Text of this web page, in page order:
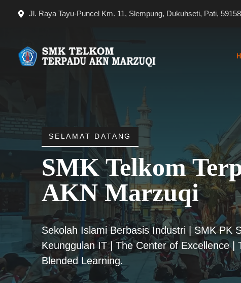
Jl. Raya Tayu-Puncel Km. 11, Slempung, Dukuhseti, Pati, 59158
SELAMAT DATANG
SMK Telkom
AKN Marzuqi
Sekolah Islami Berbasis Industri | SMK PK
Keunggulan IT | The Center of Excellence |
Blended Learning.